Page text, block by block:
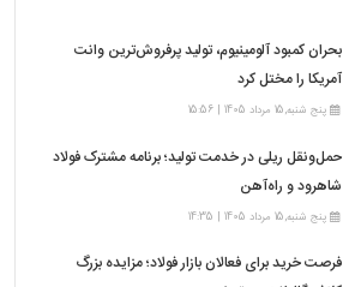
بحران کمبود آلومینیوم، تولید پرفروش‌ترین وانت
آمریکا را مختل کرد
پنج شنبه,15 مرداد 1405 | 15:56
حمل‌ونقل ریلی در خدمت تولید؛ برنامه مشترک فولاد
شاهرود و راه‌آهن
پنج شنبه,15 مرداد 1405 | 14:35
فرصت خرید برای فعالان بازار فولاد؛ مزایده بزرگ